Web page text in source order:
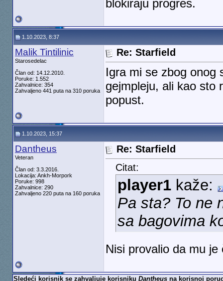
blokiraju progres.
1.10.2023, 8:37
Malik Tintilinic
Starosedelac
Član od: 14.12.2010.
Poruke: 1.552
Zahvalnice: 354
Zahvaljeno 441 puta na 310 poruka
Re: Starfield
Igra mi se zbog onog
gejmpleju, ali kao sto
popust.
1.10.2023, 15:37
Dantheus
Veteran
Član od: 3.3.2016.
Lokacija: Ankh-Morpork
Poruke: 998
Zahvalnice: 290
Zahvaljeno 220 puta na 160 poruka
Re: Starfield
Citat:
player1kaže:
Pa sta? To ne
sa bagovima
Nisi provalio da mu
Sledeći korisnik se zahvaljuje korisniku Dantheusna korisnoj